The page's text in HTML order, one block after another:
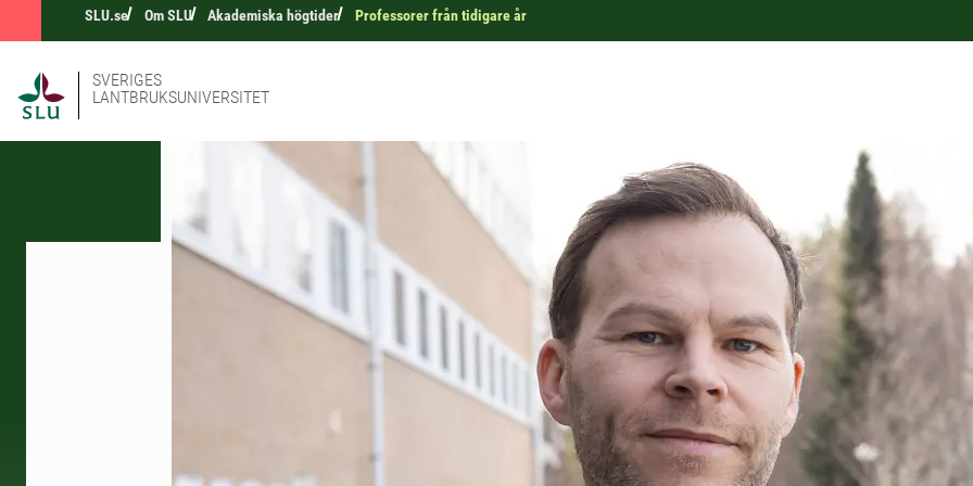
SLU.se Om SLU Akademiska högtider Professorer från tidigare år
SVERIGES
LANTBRUKSUNIVERSITET